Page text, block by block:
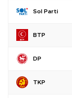
Sol Parti
BTP
DP
TKP